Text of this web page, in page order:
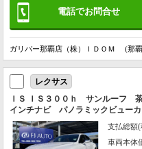
電話でお問合せ
ガリバー那覇店（株）ＩＤＯＭ (那
レクサス
ＩＳ ＩＳ３００ｈ サンルーフ
インチナビ パノラミックビュー
ライト シートヒーター オート
ｅｔｏｏｔｈ
支払総額(
車両本体